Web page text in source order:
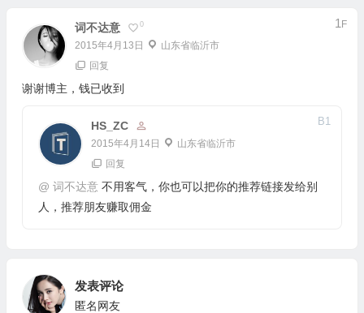
词不达意 0
2015年4月13日 山东省临沂市
1 F
回复
谢谢博主，钱已收到
HS_ZC
2015年4月14日 山东省临沂市
B1
回复
@ 词不达意不用客气，你也可以把你的推荐链接发给别
人，推荐朋友赚取佣金
发表评论
匿名网友